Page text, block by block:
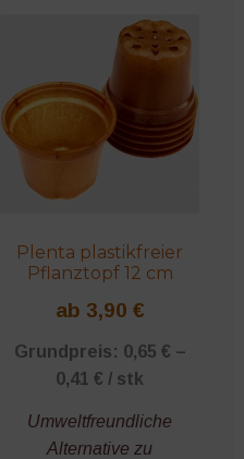
auf.
Die
Optionen
Produktseite
gewählt
Plenta plastikfreier
Pflanztopf 12 cm
ab 3,90 €
Grundpreis: 0,65 € –
0,41€ / stk
Umweltfreundliche
Alternative zu